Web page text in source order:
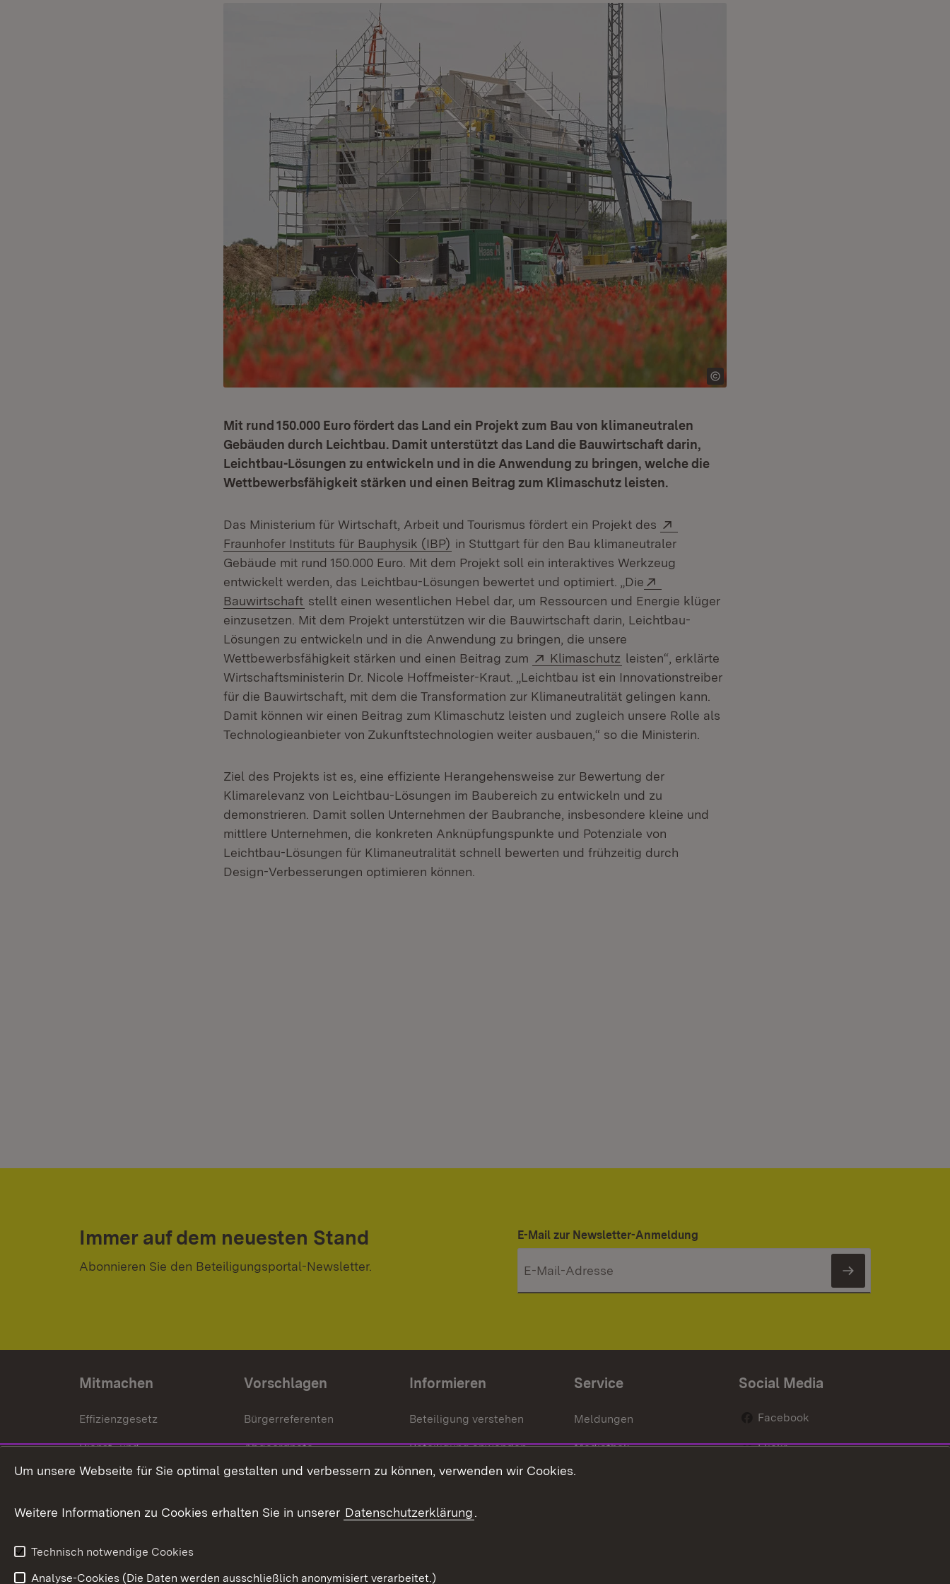
Mit rund 150.000 Euro fördert das Land ein Projekt zum Bau von klimaneutralen
Gebäuden durch Leichtbau. Damit unterstützt das Land die Bauwirtschaft darin,
Leichtbau-Lösungen zu entwickeln und in die Anwendung zu bringen, welche die
Wettbewerbsfähigkeit stärken und einen Beitrag zum Klimaschutz leisten.
Das Ministerium für Wirtschaft, Arbeit und Tourismus fördert ein Projekt des
Fraunhofer Instituts für Bauphysik (IBP) (Öffnet in neuem Fenster)
in Stuttgart für den Bau klimaneutraler
Gebäude mit rund 150.000 Euro. Mit dem Projekt soll ein interaktives Werkzeug
entwickelt werden, das Leichtbau-Lösungen bewertet und optimiert. „Die
Bauwirtschaft (Öffnet in neuem Fenster)
stellt einen wesentlichen Hebel dar, um Ressourcen und Energie klüger
einzusetzen. Mit dem Projekt unterstützen wir die Bauwirtschaft darin, Leichtbau-
Lösungen zu entwickeln und in die Anwendung zu bringen, die unsere
Wettbewerbsfähigkeit stärken und einen Beitrag zum
Extern:
Klimaschutz (Öffnet in neuem Fenster)
leisten“, erklärte
Wirtschaftsministerin Dr. Nicole Hoffmeister-Kraut. „Leichtbau ist ein Innovationstreiber
für die Bauwirtschaft, mit dem die Transformation zur Klimaneutralität gelingen kann.
Damit können wir einen Beitrag zum Klimaschutz leisten und zugleich unsere Rolle als
Technologieanbieter von Zukunftstechnologien weiter ausbauen,“ so die Ministerin.
Ziel des Projekts ist es, eine effiziente Herangehensweise zur Bewertung der
Klimarelevanz von Leichtbau-Lösungen im Baubereich zu entwickeln und zu
demonstrieren. Damit sollen Unternehmen der Baubranche, insbesondere kleine und
mittlere Unternehmen, die konkreten Anknüpfungspunkte und Potenziale von
Leichtbau-Lösungen für Klimaneutralität schnell bewerten und frühzeitig durch
Design-Verbesserungen optimieren können.
Immer auf dem neuesten Stand
Abonnieren Sie den Beteiligungsportal-Newsletter.
E-Mail zur Newsletter-Anmeldung
Newsletter
Mitmachen
Effizienzgesetz
Dienst- und
Versorgungsbezüge
Weitere
Vorschlagen
Bürgerreferenten
Abgeordnete
Bürgerbeauftragte
Informieren
Beteiligung verstehen
Beteiligung anwenden
Beteiligung stärken
Service
Meldungen
Mediathek
Publikationen
Social Media
Facebook
Flickr
Um unsere Webseite für Sie optimal gestalten und verbessern zu können, verwenden wir Cookies.
Weitere Informationen zu Cookies erhalten Sie in unserer Datenschutzerklärung.
Technisch notwendige Cookies
Analyse-Cookies (Die Daten werden ausschließlich anonymisiert verarbeitet.)